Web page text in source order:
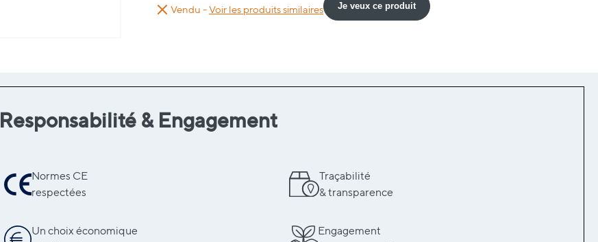
Vendu -Voir les produits similaires Je veux ce produit
Responsabilité & Engagement
Normes CE
respectées
Traçabilité
& transparence
Un choix économique
Engagement